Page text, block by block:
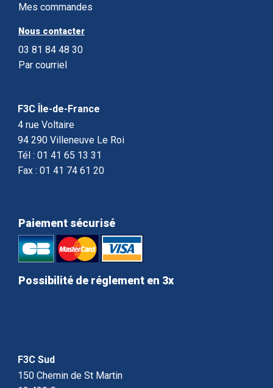
Mes commandes
Nous contacter
03 81 84 48 30
Par courriel
F3C Île-de-France
4 rue Voltaire
94 290 Villeneuve Le Roi
Tél : 01 41 65 13 31
Fax : 01 41 74 61 20
Paiement sécurisé
Possibilité de réglement en 3x
F3C Sud
150 Chemin de St Martin